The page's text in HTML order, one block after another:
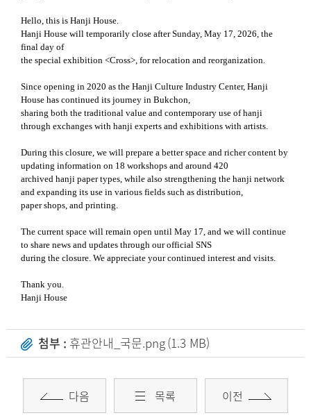
Hello, this is Hanji House.
Hanji House will temporarily close after Sunday, May 17, 2026, the
final day of
the special exhibition <Cross>, for relocation and reorganization.
Since opening in 2020 as the Hanji Culture Industry Center, Hanji
House has continued its journey in Bukchon,
sharing both the traditional value and contemporary use of hanji
through exchanges with hanji experts and exhibitions with artists.
During this closure, we will prepare a better space and richer content by
updating information on 18 workshops and around 420
archived hanji paper types, while also strengthening the hanji network
and expanding its use in various fields such as distribution,
paper shops, and printing.
The current space will remain open until May 17, and we will continue
to share news and updates through our official SNS
during the closure. We appreciate your continued interest and visits.
Thank you.
Hanji House
첨부 : 휴관안내_국문.png(1.3 MB)
다음 목록 이전